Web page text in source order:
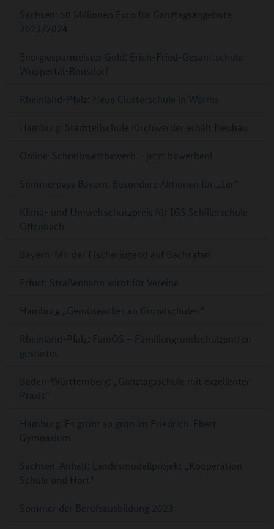
Sachsen: 50 Millionen Euro für Ganztagsangebote
2023/2024
Energiesparmeister Gold: Erich-Fried-Gesamtschule
Wuppertal-Ronsdorf
Rheinland-Pfalz: Neue Clusterschule in Worms
Hamburg: Stadtteilschule Kirchwerder erhält Neubau
Online-Schreibwettbewerb – jetzt bewerben!
Sommerpass Bayern: Besondere Aktionen für „1er“
Klima- und Umweltschutzpreis für IGS Schillerschule
Offenbach
Bayern: Mit der Fischerjugend auf Bachsafari
Erfurt: Straßenbahn wirbt für Vereine
Hamburg „Gemüseacker an Grundschulen“
Rheinland-Pfalz: FamOS – Familiengrundschulzentren
gestartet
Baden-Württemberg: „Ganztagsschule mit exzellenter
Praxis“
Hamburg: Es grünt so grün im Friedrich-Ebert-
Gymnasium
Sachsen-Anhalt: Landesmodellprojekt „Kooperation
Schule und Hort“
Sommer der Berufsausbildung 2023